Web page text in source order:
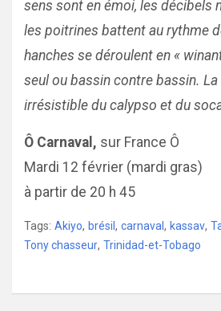
sens sont en émoi, les décibels
les poitrines battent au rythme
hanches se déroulent en «
seul ou bassin contre bassin.
irrésistible du calypso et du
Ô Carnaval, sur France Ô
Mardi 12 février (mardi gras)
à partir de 20 h 45
Tags: Akiyo, brésil , carnaval , kassav,
Tony chasseur, Trinidad-et-Tobago